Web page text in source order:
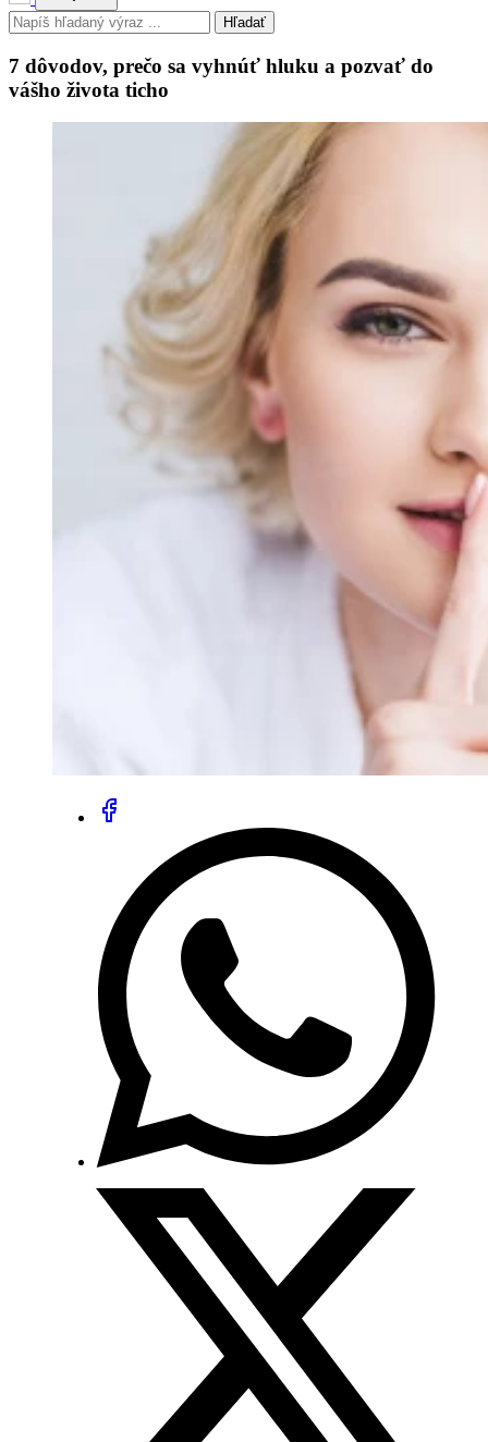
Hľadať
7 dôvodov, prečo sa vyhnúť hluku a pozvať do
vášho života ticho